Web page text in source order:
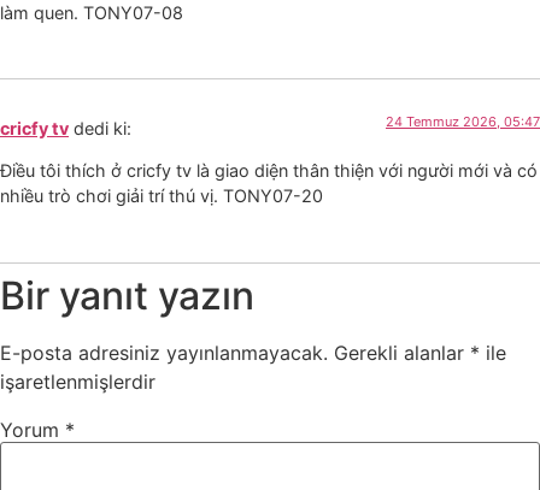
làm quen. TONY07-08
cricfy tv dedi ki: 24 Temmuz 2026, 05:47
Điều tôi thích ở cricfy tv là giao diện thân thiện với người mới và có
nhiều trò chơi giải trí thú vị. TONY07-20
Bir yanıt yazın
E-posta adresiniz yayınlanmayacak. Gerekli alanlar * ile
işaretlenmişlerdir
Yorum *